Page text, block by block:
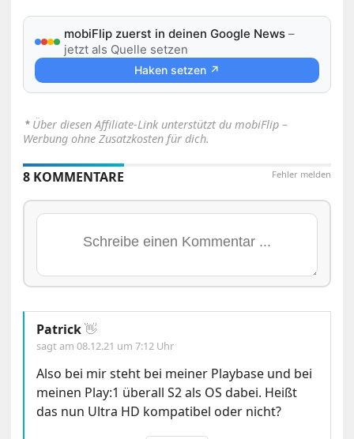
mobiFlip zuerst in deinen Google News –
jetzt als Quelle setzen
Haken setzen ↗
⋆ Über diesen Affiliate-Link unterstützt du mobiFlip –
Werbung ohne Zusatzkosten für dich.
Fehler melden
8 KOMMENTARE
Patrick👋
sagt am08.12.21 um 7:12 Uhr
Also bei mir steht bei meiner Playbase und bei
meinen Play:1 überall S2 als OS dabei. Heißt
das nun Ultra HD kompatibel oder nicht?